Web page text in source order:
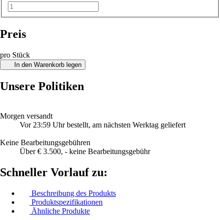
Preis
pro Stück
In den Warenkorb legen
Unsere Politiken
Morgen versandt
Vor 23:59 Uhr bestellt, am nächsten Werktag geliefert
Keine Bearbeitungsgebühren
Über € 3.500, - keine Bearbeitungsgebühr
Schneller Vorlauf zu:
Beschreibung des Produkts
Produktspezifikationen
Ähnliche Produkte